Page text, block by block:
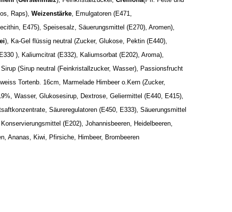
Raps), Weizenstärke, Emulgatoren (E471,
E475), Speisesalz, Säuerungsmittel (E270), Aromen),
), Ka-Gel flüssig neutral (Zucker, Glukose, Pektin (E440),
), Kaliumcitrat (E332), Kaliumsorbat (E202), Aroma),
(Sirup neutral (Feinkristallzucker, Wasser), Passionsfrucht
Tortenb. 16cm, Marmelade Himbeer o.Kern (Zucker,
Wasser, Glukosesirup, Dextrose, Geliermittel (E440, E415),
Säureregulatoren (E450, E333), Säuerungsmittel
(E202), Johannisbeeren, Heidelbeeren,
Ananas, Kiwi, Pfirsiche, Himbeer, Brombeeren